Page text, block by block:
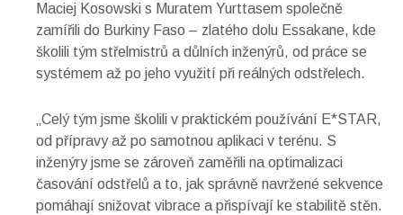
Maciej Kosowski s Muratem Yurttasem společně
zamířili do Burkiny Faso – zlatého dolu Essakane, kde
školili tým střelmistrů a důlních inženýrů, od práce se
systémem až po jeho využití při reálných odstřelech.
„Celý tým jsme školili v praktickém používání E*STAR,
od přípravy až po samotnou aplikaci v terénu. S
inženýry jsme se zároveň zaměřili na optimalizaci
časování odstřelů a to, jak správně navržené sekvence
pomáhají snižovat vibrace a přispívají ke stabilitě stěn.